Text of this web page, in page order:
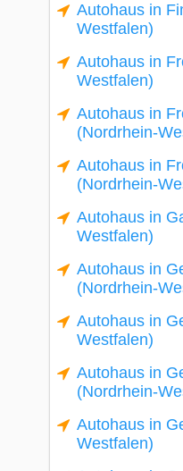
Autohaus in
Westfalen)
Autohaus in
Westfalen)
Autohaus in
(Nordrhein-
Autohaus in
(Nordrhein-
Autohaus in
Westfalen)
Autohaus in
(Nordrhein-
Autohaus in
Westfalen)
Autohaus in
(Nordrhein-
Autohaus in
Westfalen)